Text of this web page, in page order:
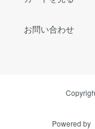
お問い合わせ
Powered by